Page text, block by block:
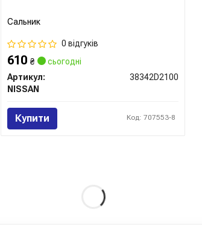
Сальник
0 відгуків
610₴
сьогодні
Артикул:
38342D2100
NISSAN
Купити Код: 707553-8